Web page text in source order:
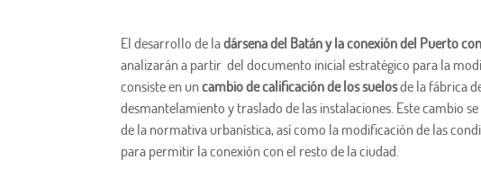
El desarrollo de ladársena del Batán y la conexión del Puerto
analizarán a partir del documento inicial estratégico para la
consiste en uncambio de calificación de los suelosde la fábrica
desmantelamiento y traslado de las instalaciones. Este cambio
de la normativa urbanística, así como la modificación de las
para permitir la conexión con el resto de la ciudad.